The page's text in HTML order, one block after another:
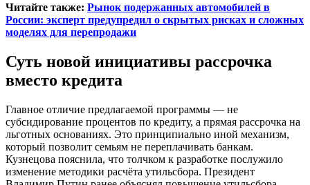
Читайте также: Рынок подержанных автомобилей в
России: эксперт предупредил о скрытых рисках и сложных
моделях для перепродажи
Суть новой инициативы рассрочка
вместо кредита
Главное отличие предлагаемой программы — не
субсидирование процентов по кредиту, а прямая рассрочка на
льготных основаниях. Это принципиально иной механизм,
который позволит семьям не переплачивать банкам.
Кузнецова пояснила, что толчком к разработке послужило
изменение методики расчёта утильсбора. Президент